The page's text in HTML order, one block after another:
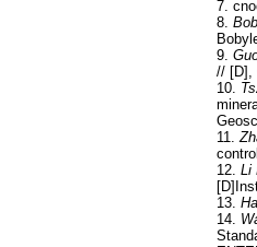
7.
8.
9.
// [D],
10.
11.
12. Li
13.
14.